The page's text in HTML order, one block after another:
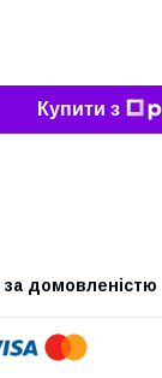
Купити з
за домовленістю